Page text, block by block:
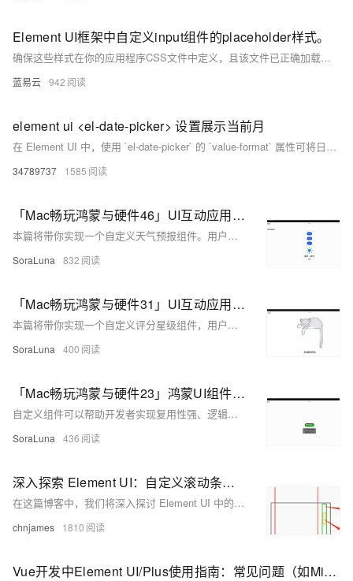
Element UI框架中自定义input组件的placeholder样式。
确保这些样式在你的应用程序CSS文件中定义，且该文件已正确加载到项目中。通过以上方法，可以控制Element UI组件中input的placeholder样式，使其满足特定的设计要求。这些更改都是基于CSS伪元素进行的，因此并不会对DOM结构产生改变，保持了原有结构的简洁和高效。
蓝易云 942
element ui <el-date-picker> 设置展示当前月
在 Element UI 中，使用 `el-date-picker` 的 `value-format` 属性可将日期值格式化为指定字符串。设置 `type=&quot;month&quot;` 时，绑定值默认为 Date 对象，通过 `value-format=&quot;yyyy-MM&quot;` 可将其转为如 &quot;2023-05&quot; 格式，便于存储与处理。
34789737 1585
「Mac畅玩鸿蒙与硬件46」UI互动应用篇23 - 自定义天气预报组件
本篇将带你实现一个自定义天气预报组件。用户可以通过选择不同城市来获取相应的天气信息，页面会显示当前城市的天气图标、温度及天气描述。这一功能适合用于动态展示天气信息的小型应用。
SoraLuna 832
「Mac畅玩鸿蒙与硬件31」UI互动应用篇8 - 自定义评分星级组件
本篇将带你实现一个自定义评分星级组件，用户可以通过点击星星进行评分，并实时显示评分结果。为了让界面更具吸引力，我们还将添加一只小猫图片作为评分的背景装饰。
SoraLuna 400
「Mac畅玩鸿蒙与硬件23」鸿蒙UI组件篇13 - 自定义组件的创建与使用
自定义组件可以帮助开发者实现复用性强、逻辑清晰的界面模块。通过自定义组件，鸿蒙应用能够提高代码的可维护性，并简化复杂布局的构建。本篇将介绍如何创建自定义组件，如何向组件传递数据，以及如何在不同页面间复用这些组件。
SoraLuna 436
深入探索 Element UI：自定义滚动条与弹出层管理的技巧
在这篇博客中，我们将深入探讨 Element UI 中的自定义滚动条及弹出层管理技巧。文章详细介绍了 el-scrollbar 组件的使用和参数设置，以及 PopupManager 如何有效管理弹出层的 z-index。我们还将探讨如何实现灵活的全屏组件，利用 vue-popper 创建自定义弹出层，最后介绍 ClickOutside 指令的用法。这些高级技巧将帮助你提升 Element UI 应用程序的用户体验与交互灵活性。
chnjames 1810
Vue开发中Element UI/Plus使用指南：常见问题（如Missing required prop: “value“）及中文全局组件配置解决方案